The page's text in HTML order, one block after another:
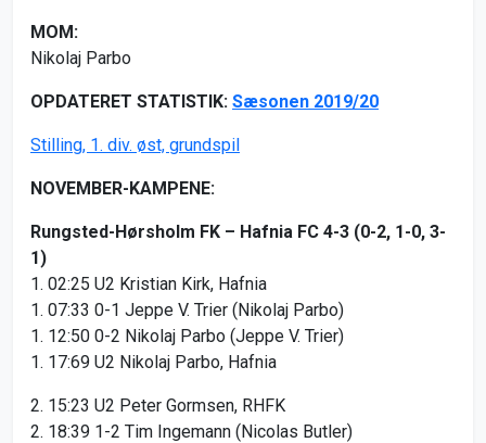
MOM:
Nikolaj Parbo
OPDATERET STATISTIK: Sæsonen 2019/20
Stilling, 1. div. øst, grundspil
NOVEMBER-KAMPENE:
Rungsted-Hørsholm FK – Hafnia FC 4-3 (0-2, 1-0, 3-
1)
1. 02:25 U2 Kristian Kirk, Hafnia
1. 07:33 0-1 Jeppe V. Trier (Nikolaj Parbo)
1. 12:50 0-2 Nikolaj Parbo (Jeppe V. Trier)
1. 17:69 U2 Nikolaj Parbo, Hafnia
2. 15:23 U2 Peter Gormsen, RHFK
2. 18:39 1-2 Tim Ingemann (Nicolas Butler)